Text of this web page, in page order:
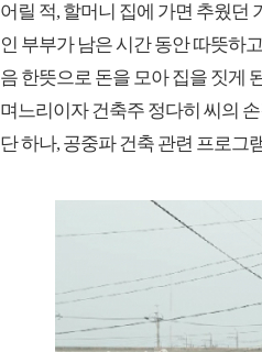
어릴 적, 할머니 집에 가면 추웠던
인 부부가 남은 시간 동안 따뜻하
음 한뜻으로 돈을 모아 집을 짓게
며느리이자 건축주 정다히 씨의
단 하나, 공중파 건축 관련 프로그